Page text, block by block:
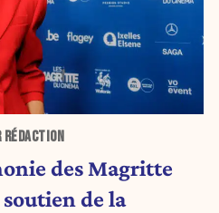
RÉDACTION
des Magritte
de la